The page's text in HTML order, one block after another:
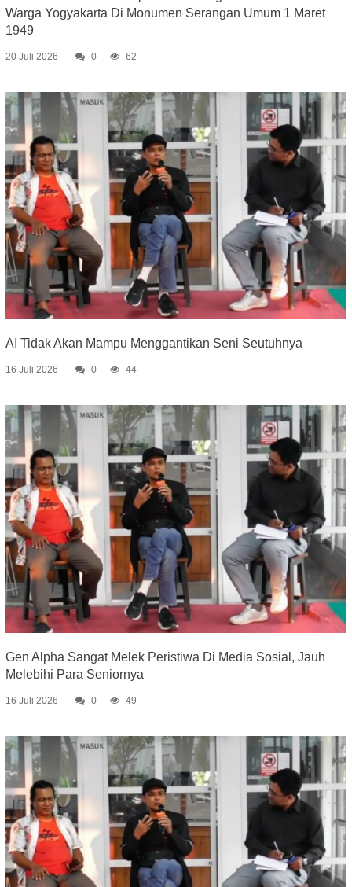
Warga Yogyakarta Di Monumen Serangan Umum 1 Maret
1949
20 Juli 2026 0 62
AI Tidak Akan Mampu Menggantikan Seni Seutuhnya
16 Juli 2026 0 44
Gen Alpha Sangat Melek Peristiwa Di Media Sosial, Jauh
Melebihi Para Seniornya
16 Juli 2026 0 49